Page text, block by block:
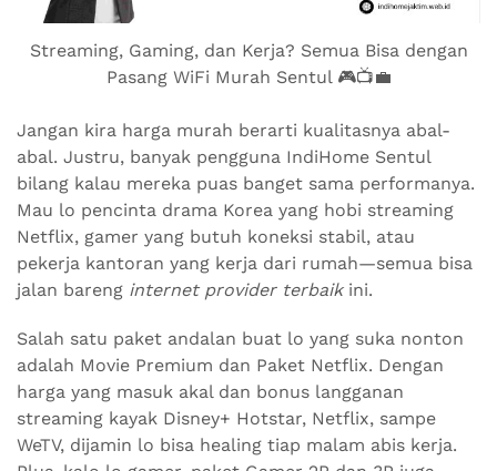
Streaming, Gaming, dan Kerja? Semua Bisa dengan
Pasang WiFi Murah Sentul 🎮📺💼
Jangan kira harga murah berarti kualitasnya abal-
abal. Justru, banyak pengguna IndiHome Sentul
bilang kalau mereka puas banget sama performanya.
Mau lo pencinta drama Korea yang hobi streaming
Netflix, gamer yang butuh koneksi stabil, atau
pekerja kantoran yang kerja dari rumah—semua bisa
jalan bareng internet provider terbaikini.
Salah satu paket andalan buat lo yang suka nonton
adalah Movie Premium dan Paket Netflix. Dengan
harga yang masuk akal dan bonus langganan
streaming kayak Disney+ Hotstar, Netflix, sampe
WeTV, dijamin lo bisa healing tiap malam abis kerja.